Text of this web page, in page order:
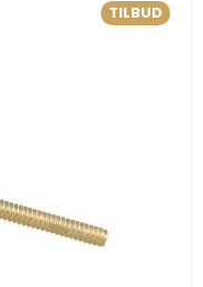
TILBUD